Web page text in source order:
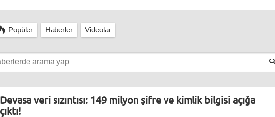
Popüler Haberler Videolar
Devasa veri sızıntısı: 149 milyon şifre ve kimlik bilgisi açığa
çıktı!